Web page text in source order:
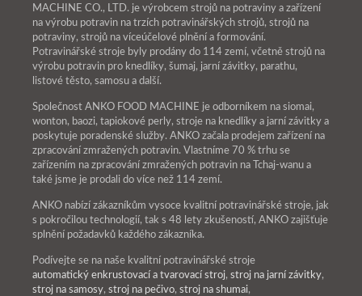
MACHINE CO., LTD. je výrobcem strojů na potraviny a zařízení
na výrobu potravin na trzích potravinářských strojů, strojů na
potraviny, strojů na víceúčelové plnění a formování.
Potravinářské stroje byly prodány do 114 zemí, včetně strojů na
výrobu potravin pro knedlíky, šumaj, jarní závitky, parathu,
listové těsto, samosu a další.
Společnost ANKO FOOD MACHINE je odborníkem na siomai,
wonton, baozi, tapiokové perly, stroje na knedlíky a jarní závitky a
poskytuje poradenské služby. ANKO začala prodejem zařízení na
zpracování zmražených potravin. Vlastníme 70 % trhu se
zařízením na zpracování zmražených potravin na Tchaj-wanu a
také jsme je prodali do více než 114 zemí.
ANKO nabízí zákazníkům vysoce kvalitní potravinářské stroje, jak
s pokročilou technologií, tak s 48 lety zkušeností, ANKO zajišťuje
splnění požadavků každého zákazníka.
Podívejte se na naše kvalitní potravinářské stroje
automatický enkrustovací a tvarovací stroj, stroj na jarní závitky,
stroj na samosy, stroj na pečivo, stroj na shumai,